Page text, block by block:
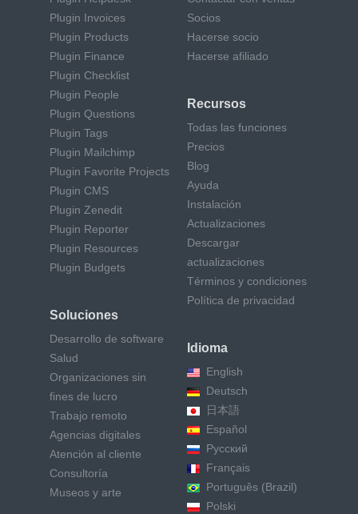
Plugin Invoices
Plugin Products
Plugin Finance
Plugin Checklist
Plugin People
Plugin Questions
Plugin Tags
Plugin Mailchimp
Plugin Favorite Projects
Plugin CMS
Plugin Zenedit
Plugin Reporter
Plugin Resources
Plugin Budgets
Soluciones
Desarrollo de software
Salud
Organizaciones sin
fines de lucro
Trabajo remoto
Agencias digitales
Atención al cliente
Consultoría
Museos y arte
Socios
Hacerse socio
Hacerse afiliado
Recursos
Todas las funciones
Precios
Blog
Ayuda
Instalación
Actualizaciones
Descargar
actualizaciones
Términos y condiciones
Política de privacidad
Idioma
English
Deutsch
日本語
Español
Русский
Français
Português (Brazil)
Polski